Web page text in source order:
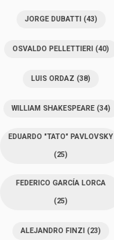
JORGE DUBATTI(43)
OSVALDO PELLETTIERI (40)
LUIS ORDAZ (38)
WILLIAM SHAKESPEARE(34)
EDUARDO "TATO" PAVLOVSKY
(25)
FEDERICO GARCÍA LORCA
(25)
ALEJANDRO FINZI (23)